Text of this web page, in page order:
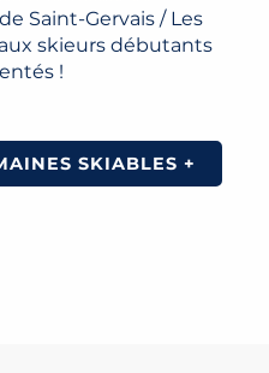
Saint-Gervais / Les
skieurs débutants
!
SKIABLES +